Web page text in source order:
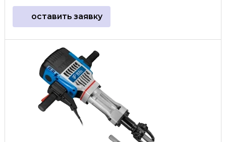
оставить заявку